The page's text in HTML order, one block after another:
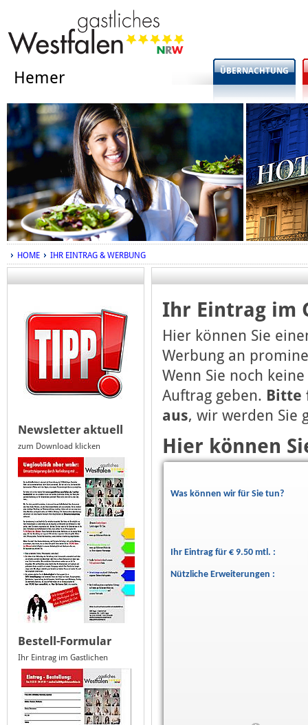
Hemer ÜBERNACHTUNG
HOME IHR EINTRAG & WERBUNG
Newsletter aktuell
zum Download klicken
Bestell-Formular
Ihr Eintrag im Gastlichen
Ihr Eintrag im
Hier können Sie
Werbung an
Wenn Sie noch
Auftrag geben. Bitte
aus, wir werden Sie
Hier können
Was können wir für Sie tun?
Ihr Eintrag für € 9.50 mtl. :
Nützliche Erweiterungen :